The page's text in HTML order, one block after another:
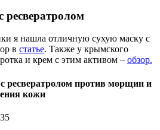
ресвератролом
я нашла отличную сухую маску с
в статье. Также у крымского
и крем с этим активом – обзор.
ресвератролом против морщин и
кожи